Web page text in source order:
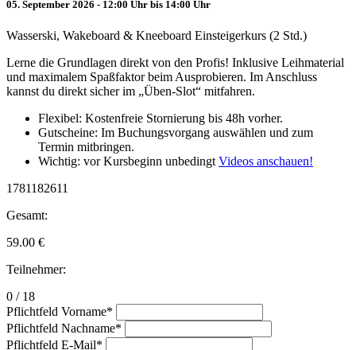
05. September 2026 - 12:00 Uhr bis 14:00 Uhr
Wasserski, Wakeboard & Kneeboard Einsteigerkurs (2 Std.)
Lerne die Grundlagen direkt von den Profis! Inklusive Leihmaterial
und maximalem Spaßfaktor beim Ausprobieren. Im Anschluss
kannst du direkt sicher im „Üben-Slot“ mitfahren.
Flexibel: Kostenfreie Stornierung bis 48h vorher.
Gutscheine: Im Buchungsvorgang auswählen und zum
Termin mitbringen.
Wichtig: vor Kursbeginn unbedingt Videos anschauen!
1781182611
Gesamt:
59.00 €
Teilnehmer:
0 / 18
Pflichtfeld Vorname*
Pflichtfeld Nachname*
Pflichtfeld E-Mail*